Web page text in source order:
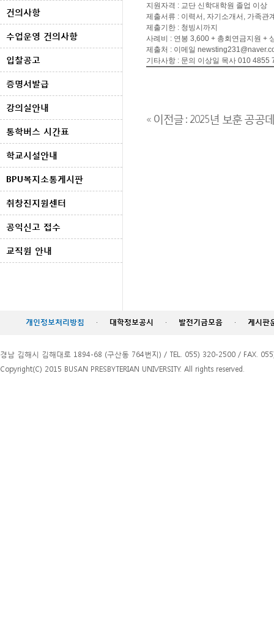
건의사항
수업운영 건의사항
입찰공고
증명서발급
강의실안내
통학버스 시간표
학교시설안내
BPU복지소통게시판
취창진지원센터
공익신고 접수
교직원 안내
지원자격 : 교단 신학대학원 졸업 이상
제출서류 : 이력서, 자기소개서, 가족관
제출기한 : 청빙시까지
사례비 : 연봉 3,600 + 총회연금지원 +
제출처 : 이메일
기타사항 : 문의 이상일 목사 010 4855
« 이전글 : 2025년 보훈 공공
개인정보처리방침 · 대학정보공시 · 발전기금모음 · 게시판
경남 김해시 김해대로 1894-68 (구산동 764번지) / TEL. 055) 320-2500 / FAX.
Copyright(C) 2015 BUSAN PRESBYTERIAN UNIVERSITY. All rights reserved.